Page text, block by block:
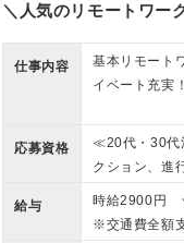
＼人気のリモートワー
仕事内容
基本リモート
イベート充実！
応募資格
≪20代・30代
クション、進
ため、翻訳内
◆UI/UX改善
ない方も、ま
給与
時給2900円
※交通費全額